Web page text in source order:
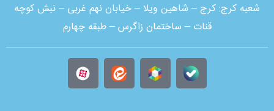
شعبه کرج:کرج – شاهین ویلا – خیابان نهم غربی – نبش کوچه
قنات – ساختمان زاگرس – طبقه چهارم